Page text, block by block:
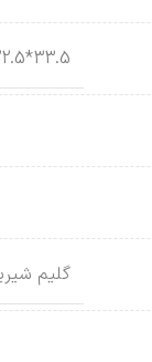
33.5*22.5*7.5 سانتی متر
گلیم